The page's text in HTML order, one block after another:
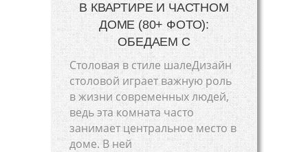
В КВАРТИРЕ И ЧАСТНОМ
ДОМЕ (80+ ФОТО):
ОБЕДАЕМ С
Столовая в стиле шалеДизайн
столовой играет важную роль
в жизни современных людей,
ведь эта комната часто
занимает центральное место в
доме. В ней